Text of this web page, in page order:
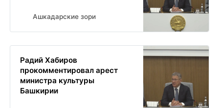
Ашкадарские зори
Радий Хабиров
прокомментировал арест
министра культуры
Башкирии